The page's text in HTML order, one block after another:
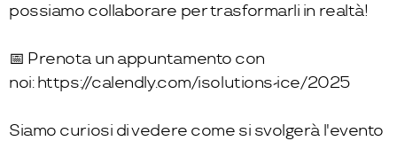
possiamo collaborare per trasformarli in realtà!
📅 Prenota un appuntamento con
noi:https://calendly.com/isolutions-ice/2025
Siamo curiosi di vedere come si svolgerà l'evento